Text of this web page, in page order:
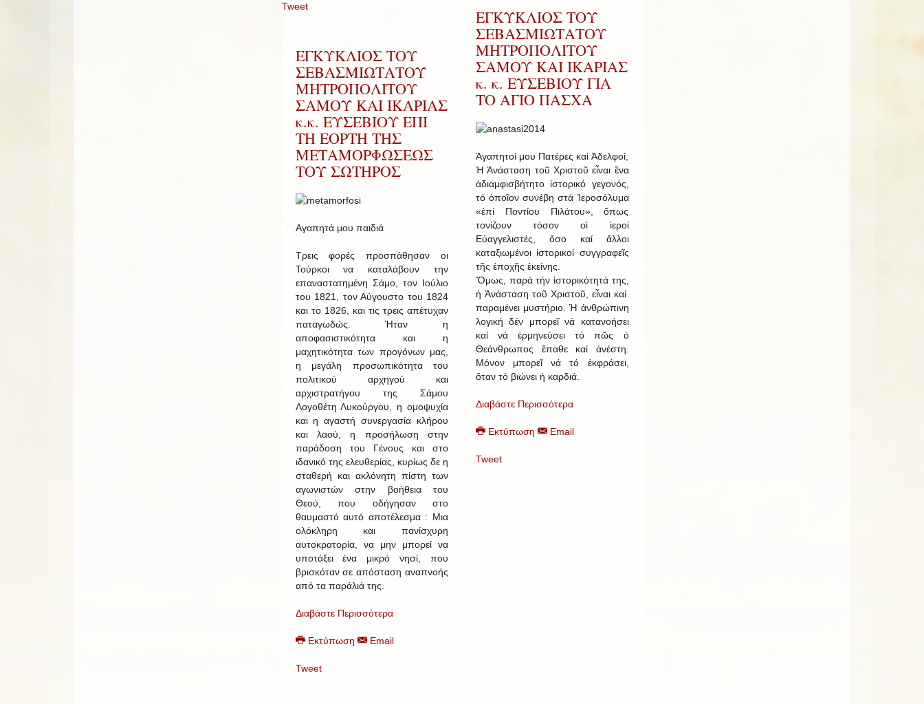
Tweet
ΕΓΚΥΚΛΙΟΣ ΤΟΥ
ΣΕΒΑΣΜΙΩΤΑΤΟΥ
ΜΗΤΡΟΠΟΛΙΤΟΥ
ΣΑΜΟΥ ΚΑΙ ΙΚΑΡΙΑΣ
κ.κ. ΕΥΣΕΒΙΟΥ ΕΠΙ
ΤΗ ΕΟΡΤΗ ΤΗΣ
ΜΕΤΑΜΟΡΦΩΣΕΩΣ
ΤΟΥ ΣΩΤΗΡΟΣ
Αγαπητά μου παιδιά
Τρεις φορές προσπάθησαν οι
Τούρκοι να καταλάβουν την
επαναστατημένη Σάμο, τον Ιούλιο
του 1821, τον Αύγουστο του 1824
και το 1826, και τις τρεις απέτυχαν
παταγωδώς. Ήταν η
αποφασιστικότητα και η
μαχητικότητα των προγόνων μας,
η μεγάλη προσωπικότητα του
πολιτικού αρχηγού και
αρχιστρατήγου της Σάμου
Λογοθέτη Λυκούργου, η ομοψυχία
και η αγαστή συνεργασία κλήρου
και λαού, η προσήλωση στην
παράδοση του Γένους και στο
ιδανικό της ελευθερίας, κυρίως δε η
σταθερή και ακλόνητη πίστη των
αγωνιστών στην βοήθεια του
Θεού, που οδήγησαν στο
θαυμαστό αυτό αποτέλεσμα : Μια
ολόκληρη και πανίσχυρη
αυτοκρατορία, να μην μπορεί να
υποτάξει ένα μικρό νησί, που
βρισκόταν σε απόσταση αναπνοής
από τα παράλιά της.
Διαβάστε Περισσότερα
Εκτύπωση Email
Tweet
ΕΓΚΥΚΛΙΟΣ ΤΟΥ
ΣΕΒΑΣΜΙΩΤΑΤΟΥ
ΜΗΤΡΟΠΟΛΙΤΟΥ
ΣΑΜΟΥ ΚΑΙ ΙΚΑΡΙΑΣ
κ. κ. ΕΥΣΕΒΙΟΥ ΓΙΑ
ΤΟ ΑΓΙΟ ΠΑΣΧΑ
Ἀγαπητοί μου Πατέρες καί Ἀδελφοί,
Ἡ Ἀνάσταση τοῦ Χριστοῦ εἶναι ἕνα
ἀδιαμφισβήτητο ἱστορικό γεγονός,
τό ὁποῖον συνέβη στά Ἱεροσόλυμα
«ἐπί Ποντίου Πιλάτου», ὅπως
τονίζουν τόσον οἱ ἱεροί
Εὐαγγελιστές, ὅσο καί ἄλλοι
καταξιωμένοι ἱστορικοί συγγραφεῖς
τῆς ἐποχῆς ἐκείνης.
Ὅμως, παρά τήν ἱστορικότητά της,
ἡ Ἀνάσταση τοῦ Χριστοῦ, εἶναι καί
παραμένει μυστήριο. Ἡ ἀνθρώπινη
λογική δέν μπορεῖ νά κατανοήσει
καί νά ἑρμηνεύσει τό πῶς ὁ
Θεάνθρωπος ἔπαθε καί ἀνέστη.
Μόνον μπορεῖ νά τό ἐκφράσει,
ὅταν τό βιώνει ἡ καρδιά.
Διαβάστε Περισσότερα
Εκτύπωση Email
Tweet